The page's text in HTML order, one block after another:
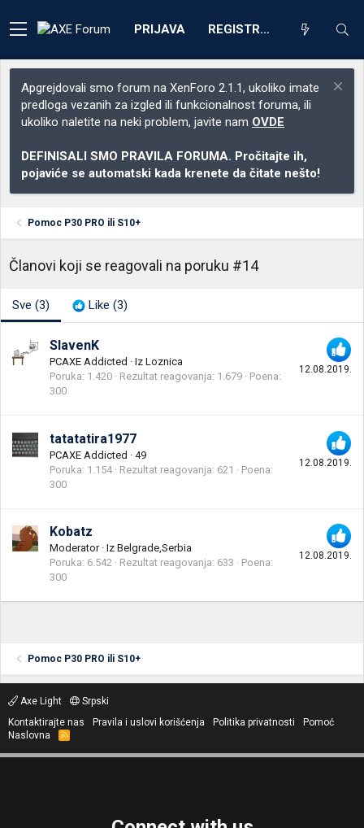
PRIJAVA REGISTRACIJA
Apgrejdovali smo forum na XenForo 2.1.1, ukoliko imate
predloga vezanih za izgled ili funkcionalnost foruma, ili
ukoliko naletite na neki problem, javite nam OVDE
DEFINISALI SMO PRAVILA FORUMA. Pročitajte ih,
pojaviće se automatski kada krenete da čitate nešto!
Pomoc P30 PRO ili S10+
Članovi koji se reagovali na poruku #14
Sve (3) Like (3)
12.08.2019.
SlavenK
PCAXE Addicted · Iz Loznica
Poruka 1.420 Rezultat reagovanja 1.679
Poena
300
12.08.2019.
tatatatira1977
PCAXE Addicted · 49
Poruka 1.154 Rezultat reagovanja 621
Poena
300
12.08.2019.
Kobatz
Moderator · Iz Belgrade,Serbia
Poruka 6.542 Rezultat reagovanja 633
Poena
300
Pomoc P30 PRO ili S10+
Axe Light
Srpski
Kontaktirajte nas
Pravila i uslovi korišćenja Politika privatnosti
Pomoć
Naslovna
R
S